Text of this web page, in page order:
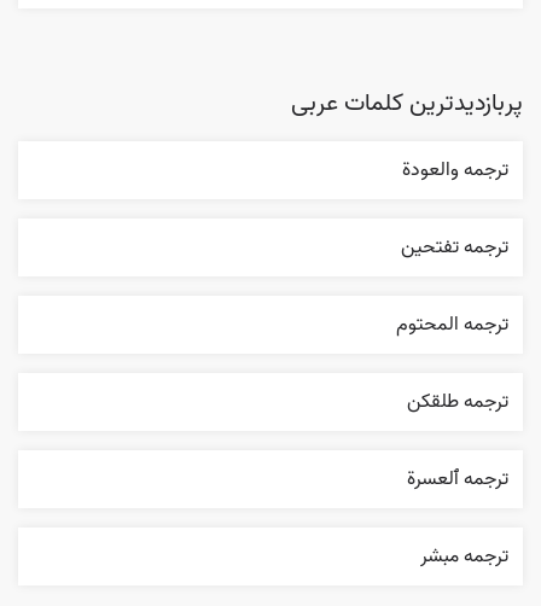
پربازدیدترین کلمات عربی
ترجمه والعودة
ترجمه تفتحين
ترجمه المحتوم
ترجمه طلقکن
ترجمه ٱلعسرة
ترجمه مبشر